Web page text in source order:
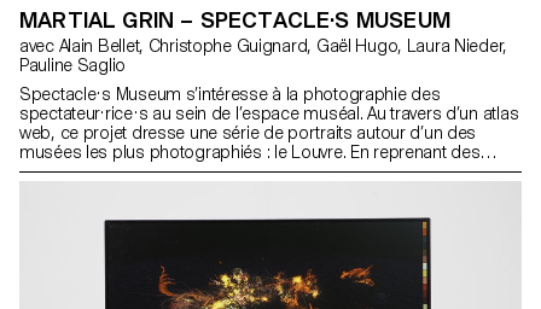
MARTIAL GRIN – SPECTACLE·S MUSEUM
avec Alain Bellet, Christophe Guignard, Gaël Hugo, Laura Nieder,
Pauline Saglio
Spectacle·s Museum s’intéresse à la photographie des
spectateur·rice·s au sein de l’espace muséal. Au travers d’un atlas
web, ce projet dresse une série de portraits autour d’un des
musées les plus photographiés : le Louvre. En reprenant des
images publiées sur Instagram, mon projet classifie et regroupe